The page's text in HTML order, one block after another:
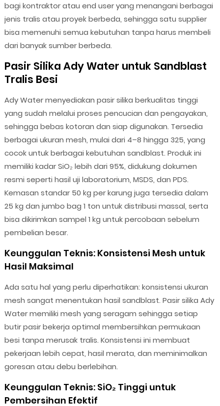
bagi kontraktor atau end user yang menangani berbagai
jenis tralis atau proyek berbeda, sehingga satu supplier
bisa memenuhi semua kebutuhan tanpa harus membeli
dari banyak sumber berbeda.
Pasir Silika Ady Water untuk Sandblast
Tralis Besi
Ady Water menyediakan pasir silika berkualitas tinggi
yang sudah melalui proses pencucian dan pengayakan,
sehingga bebas kotoran dan siap digunakan. Tersedia
berbagai ukuran mesh, mulai dari 4–8 hingga 325, yang
cocok untuk berbagai kebutuhan sandblast. Produk ini
memiliki kadar SiO₂ lebih dari 95%, didukung dokumen
resmi seperti hasil uji laboratorium, MSDS, dan PDS.
Kemasan standar 50 kg per karung juga tersedia dalam
25 kg dan jumbo bag 1 ton untuk distribusi massal, serta
bisa dikirimkan sampel 1 kg untuk percobaan sebelum
pembelian besar.
Keunggulan Teknis: Konsistensi Mesh untuk
Hasil Maksimal
Ada satu hal yang perlu diperhatikan: konsistensi ukuran
mesh sangat menentukan hasil sandblast. Pasir silika Ady
Water memiliki mesh yang seragam sehingga setiap
butir pasir bekerja optimal membersihkan permukaan
besi tanpa merusak tralis. Konsistensi ini membuat
pekerjaan lebih cepat, hasil merata, dan meminimalkan
goresan atau debu berlebihan.
Keunggulan Teknis: SiO₂ Tinggi untuk
Pembersihan Efektif